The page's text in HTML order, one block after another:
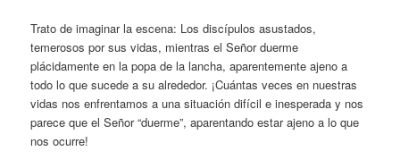
Trato de imaginar la escena: Los discípulos asustados,
temerosos por sus vidas, mientras el Señor duerme
plácidamente en la popa de la lancha, aparentemente ajeno a
todo lo que sucede a su alrededor. ¡Cuántas veces en nuestras
vidas nos enfrentamos a una situación difícil e inesperada y nos
parece que el Señor “duerme”, aparentando estar ajeno a lo que
nos ocurre!